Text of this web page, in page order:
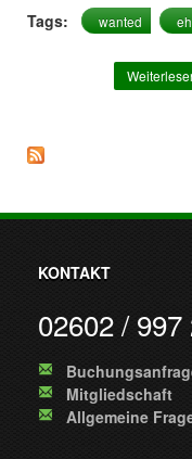
Tags: wanted
KONTAKT
02602 / 997
Mitgliedschaft
Allgemeine